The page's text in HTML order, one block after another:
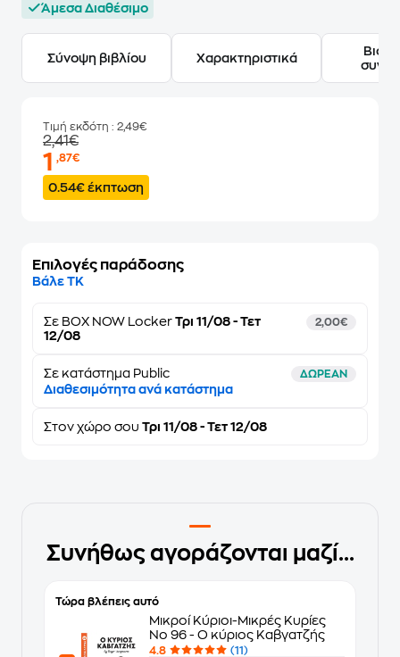
Άμεσα Διαθέσιμο
Σύνοψη βιβλίου Χαρακτηριστικά
Τιμή εκδότη : 2,49€
2,41€
1,87€
0.54€ έκπτωση
Επιλογές παράδοσης
Βάλε ΤΚ
Σε BOX NOW Locker Τρι 11/08 - Τετ
12/08
2,00€
Σε κατάστημα Public ΔΩΡΕΑΝ
Διαθεσιμότητα ανά κατάστημα
Στον χώρο σου Τρι 11/08 - Τετ 12/08
Συνήθως αγοράζονται μαζί...
Τώρα βλέπεις αυτό
Μικροί Κύριοι-Μικρές Κυρίες
Nο 96 - Ο κύριος Καβγατζής
4.8
(11)